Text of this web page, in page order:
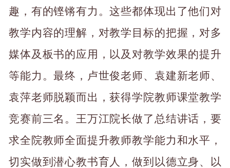
趣，有的铿锵有力。这些都体现出了他们对
教学内容的理解，对教学目标的把握，对多
媒体及板书的应用，以及对教学效果的提升
等能力。最终，卢世俊老师、袁建新老师、
袁萍老师脱颖而出，获得学院教师课堂教学
竞赛前三名。王万江院长做了总结讲话，要
求全院教师全面提升教师教学能力和水平，
切实做到潜心教书育人，做到以德立身、以